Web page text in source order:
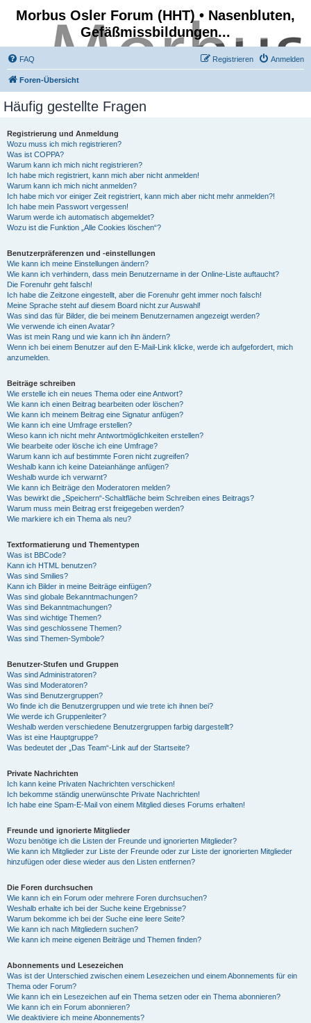
Morbus Osler Forum (HHT) • Nasenbluten,
Gefäßmissbildungen...
FAQ Anmelden
Registrieren
Foren-Übersicht
Häufig gestellte Fragen
Registrierung und Anmeldung
Wozu muss ich mich registrieren?
Was ist COPPA?
Warum kann ich mich nicht registrieren?
Ich habe mich registriert, kann mich aber nicht anmelden!
Warum kann ich mich nicht anmelden?
Ich habe mich vor einiger Zeit registriert, kann mich aber nicht mehr anmelden?!
Ich habe mein Passwort vergessen!
Warum werde ich automatisch abgemeldet?
Wozu ist die Funktion „Alle Cookies löschen“?
Benutzerpräferenzen und -einstellungen
Wie kann ich meine Einstellungen ändern?
Wie kann ich verhindern, dass mein Benutzername in der Online-Liste auftaucht?
Die Forenuhr geht falsch!
Ich habe die Zeitzone eingestellt, aber die Forenuhr geht immer noch falsch!
Meine Sprache steht auf diesem Board nicht zur Auswahl!
Was sind das für Bilder, die bei meinem Benutzernamen angezeigt werden?
Wie verwende ich einen Avatar?
Was ist mein Rang und wie kann ich ihn ändern?
Wenn ich bei einem Benutzer auf den E-Mail-Link klicke, werde ich aufgefordert, mich
anzumelden.
Beiträge schreiben
Wie erstelle ich ein neues Thema oder eine Antwort?
Wie kann ich einen Beitrag bearbeiten oder löschen?
Wie kann ich meinem Beitrag eine Signatur anfügen?
Wie kann ich eine Umfrage erstellen?
Wieso kann ich nicht mehr Antwortmöglichkeiten erstellen?
Wie bearbeite oder lösche ich eine Umfrage?
Warum kann ich auf bestimmte Foren nicht zugreifen?
Weshalb kann ich keine Dateianhänge anfügen?
Weshalb wurde ich verwarnt?
Wie kann ich Beiträge den Moderatoren melden?
Was bewirkt die „Speichern“-Schaltfläche beim Schreiben eines Beitrags?
Warum muss mein Beitrag erst freigegeben werden?
Wie markiere ich ein Thema als neu?
Textformatierung und Thementypen
Was ist BBCode?
Kann ich HTML benutzen?
Was sind Smilies?
Kann ich Bilder in meine Beiträge einfügen?
Was sind globale Bekanntmachungen?
Was sind Bekanntmachungen?
Was sind wichtige Themen?
Was sind geschlossene Themen?
Was sind Themen-Symbole?
Benutzer-Stufen und Gruppen
Was sind Administratoren?
Was sind Moderatoren?
Was sind Benutzergruppen?
Wo finde ich die Benutzergruppen und wie trete ich ihnen bei?
Wie werde ich Gruppenleiter?
Weshalb werden verschiedene Benutzergruppen farbig dargestellt?
Was ist eine Hauptgruppe?
Was bedeutet der „Das Team“-Link auf der Startseite?
Private Nachrichten
Ich kann keine Privaten Nachrichten verschicken!
Ich bekomme ständig unerwünschte Private Nachrichten!
Ich habe eine Spam-E-Mail von einem Mitglied dieses Forums erhalten!
Freunde und ignorierte Mitglieder
Wozu benötige ich die Listen der Freunde und ignorierten Mitglieder?
Wie kann ich Mitglieder zur Liste der Freunde oder zur Liste der ignorierten Mitglieder
hinzufügen oder diese wieder aus den Listen entfernen?
Die Foren durchsuchen
Wie kann ich ein Forum oder mehrere Foren durchsuchen?
Weshalb erhalte ich bei der Suche keine Ergebnisse?
Warum bekomme ich bei der Suche eine leere Seite?
Wie kann ich nach Mitgliedern suchen?
Wie kann ich meine eigenen Beiträge und Themen finden?
Abonnements und Lesezeichen
Was ist der Unterschied zwischen einem Lesezeichen und einem Abonnements für ein
Thema oder Forum?
Wie kann ich ein Lesezeichen auf ein Thema setzen oder ein Thema abonnieren?
Wie kann ich ein Forum abonnieren?
Wie deaktiviere ich meine Abonnements?